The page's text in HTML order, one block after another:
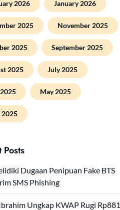
2026 January 2026
2025 November 2025
2025 September 2025
2025 July 2025
May 2025
Posts
Dugaan Penipuan Fake BTS
SMS Phishing
Ungkap KWAP Rugi Rp881